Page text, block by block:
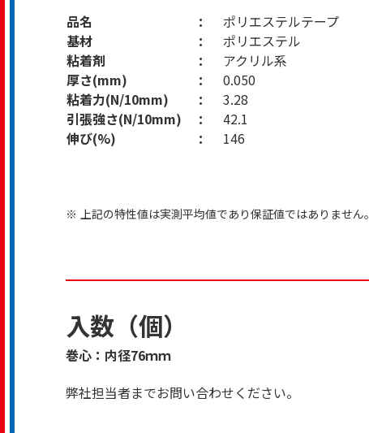
品名
ポリエステルテープ
基材
ポリエステル
粘着剤
アクリル系
厚さ(mm)
0.050
粘着力(N/10mm)
3.28
引張強さ(N/10mm)
42.1
伸び(%)
146
※ 上記の特性値は実測平均値であり保証値ではありません。
入数（個）
巻心：内径76ｍｍ
弊社担当者までお問い合わせください。